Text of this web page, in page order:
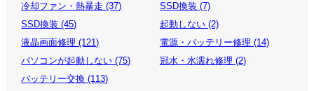
冷却ファン・熱暴走 (37)
SSD換装 (45)
液晶画面修理 (121)
パソコンが起動しない (75)
バッテリー交換 (113)
SSD換装 (7)
起動しない (2)
電源・バッテリー修理 (14)
冠水・水濡れ修理 (2)